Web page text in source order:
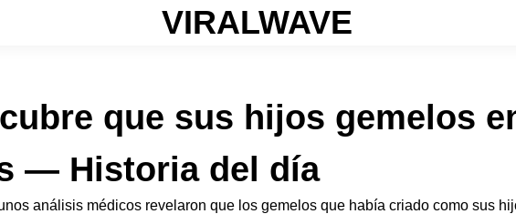
VIRALWAVE
que sus hijos gemelos
— Historia del día
análisis médicos revelaron que los gemelos que había criado como sus